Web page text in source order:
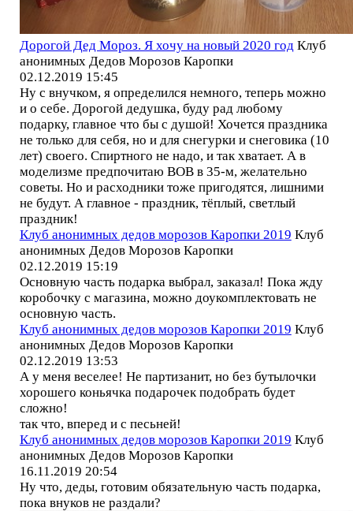
Дорогой Дед Мороз. Я хочу на новый 2020 год Клуб
анонимных Дедов Морозов Каропки
02.12.2019 15:45
Ну с внучком, я определился немного, теперь можно
и о себе. Дорогой дедушка, буду рад любому
подарку, главное что бы с душой! Хочется праздника
не только для себя, но и для снегурки и снеговика (10
лет) своего. Спиртного не надо, и так хватает. А в
моделизме предпочитаю ВОВ в 35-м, желательно
советы. Но и расходники тоже пригодятся, лишними
не будут. А главное - праздник, тёплый, светлый
праздник!
Клуб анонимных дедов морозов Каропки 2019 Клуб
анонимных Дедов Морозов Каропки
02.12.2019 15:19
Основную часть подарка выбрал, заказал! Пока жду
коробочку с магазина, можно доукомплектовать не
основную часть.
Клуб анонимных дедов морозов Каропки 2019 Клуб
анонимных Дедов Морозов Каропки
02.12.2019 13:53
А у меня веселее! Не партизанит, но без бутылочки
хорошего коньячка подарочек подобрать будет
сложно!
так что, вперед и с песьней!
Клуб анонимных дедов морозов Каропки 2019 Клуб
анонимных Дедов Морозов Каропки
16.11.2019 20:54
Ну что, деды, готовим обязательную часть подарка,
пока внуков не раздали?